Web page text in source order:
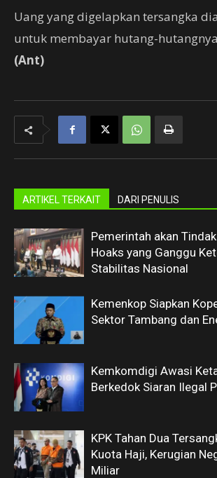
Uang yang digelapkan tersangka
untuk membayar hutang-
(Ant)
ARTIKEL TERKAIT DARI PENULIS
Pemerintah akan
Hoaks yang Ganggu
Stabilitas Nasional
Kemenkop Siapkan
Sektor Tambang dan
Kemkomdigi Awasi
Berkedok Siaran Ilegal
KPK Tahan Dua
Kuota Haji, Kerugian
Miliar